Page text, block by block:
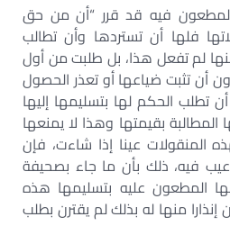
فيه قد قرر “أن من حق
فلها أن تستردها وأن تطالب
لم تفعل هذا، بل طلبت من أول
أن تثبت ضياعها أو تعذر الحصول
تطلب الحكم لها بتسليمها إليها
المطالبة بقيمتها وهذا لا يمنعها
المنقولات عينا إذا شاءت، فإن
فيه، ذلك بأن ما جاء بصحيفة
المطعون عليه بتسليمها هذه
منها له بذلك لم يقترن بطلب